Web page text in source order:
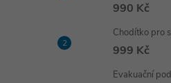
990 Kč
Chodítko pro
999 Kč
Evakuační